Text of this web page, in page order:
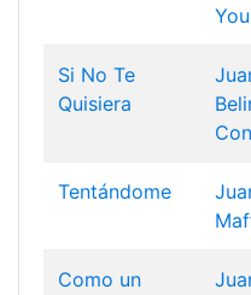
Si No Te
Quisiera
Tentándome
Como un